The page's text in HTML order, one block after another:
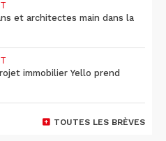
et architectes main dans la
immobilier Yello prend
TOUTES LES BRÈVES